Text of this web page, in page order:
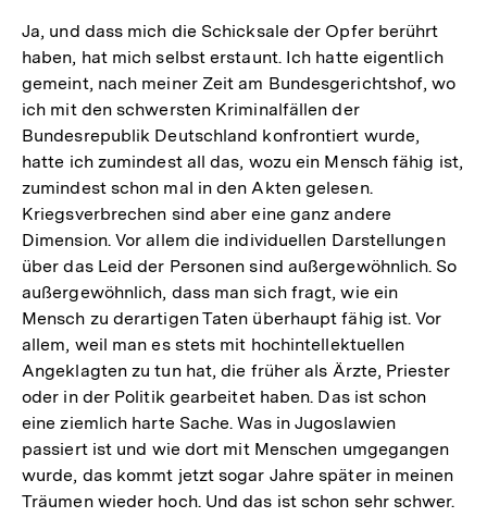
Ja, und dass mich die Schicksale der Opfer berührt
haben, hat mich selbst erstaunt. Ich hatte eigentlich
gemeint, nach meiner Zeit am Bundesgerichtshof, wo
ich mit den schwersten Kriminalfällen der
Bundesrepublik Deutschland konfrontiert wurde,
hatte ich zumindest all das, wozu ein Mensch fähig ist,
zumindest schon mal in den Akten gelesen.
Kriegsverbrechen sind aber eine ganz andere
Dimension. Vor allem die individuellen Darstellungen
über das Leid der Personen sind außergewöhnlich. So
außergewöhnlich, dass man sich fragt, wie ein
Mensch zu derartigen Taten überhaupt fähig ist. Vor
allem, weil man es stets mit hochintellektuellen
Angeklagten zu tun hat, die früher als Ärzte, Priester
oder in der Politik gearbeitet haben. Das ist schon
eine ziemlich harte Sache. Was in Jugoslawien
passiert ist und wie dort mit Menschen umgegangen
wurde, das kommt jetzt sogar Jahre später in meinen
Träumen wieder hoch. Und das ist schon sehr schwer.